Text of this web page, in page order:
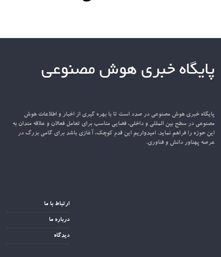
پایگاه خبری هوش مصنوعی
پایگاه خبری هوش مصنوعی در صدد است تا با بهره گیری از اخبار و اطلاعات هوش
مصنوعی در سطح بین المللی و داخلی، فضایی مناسب برای تعامل فعالان و علاقه مندان به
این حوزه را فراهم نماید. امیدواریم این قدم کوچک، آغازی باشد برای گامی بزرگ در
عرصه پهناور دانش و فناوری.
ارتباط با ما
درباره ما
دیدگاه